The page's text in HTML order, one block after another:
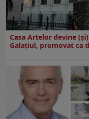
Casa Artelor devine
Galaţiul, promovat ca